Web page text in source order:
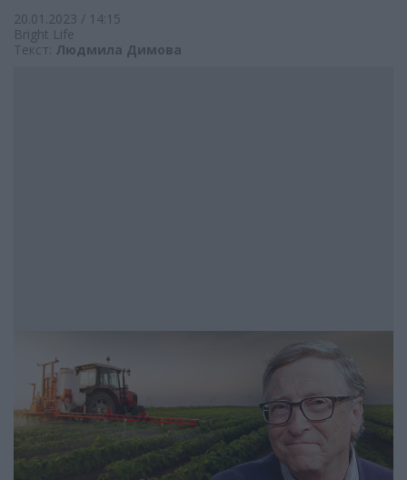
20.01.2023 / 14:15
Bright Life
Текст: Людмила Димова